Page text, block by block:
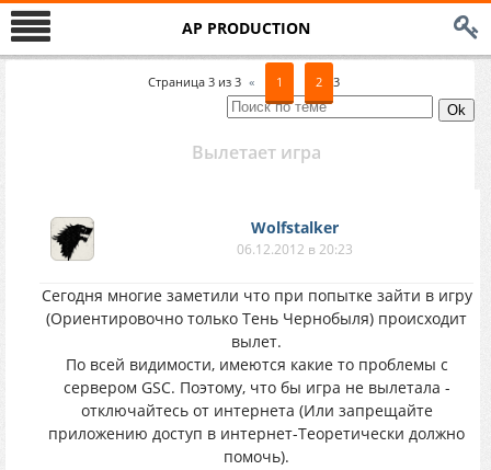
AP PRODUCTION
Страница 3 из 3 « 1 2 3
Вылетает игра
Wolfstalker
06.12.2012 в 20:23
Сегодня многие заметили что при попытке зайти в игру
(Ориентировочно только Тень Чернобыля) происходит
вылет.
По всей видимости, имеются какие то проблемы с
сервером GSC. Поэтому, что бы игра не вылетала -
отключайтесь от интернета (Или запрещайте
приложению доступ в интернет-Теоретически должно
помочь).